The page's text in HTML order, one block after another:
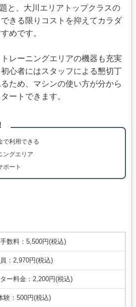
と、大川エリアトップクラスの
きる限りコストを抑えてカラダ
めです。
レーニングエリアの機器も充実
心者にはスタッフによる懇切丁
ため、マシンの使い方が分から
ートできます。
で利用できる
ングエリア
ポート
数料：5,500円(税込)
：2,970円(税込)
ー料金：2,200円(税込)
験：500円(税込)